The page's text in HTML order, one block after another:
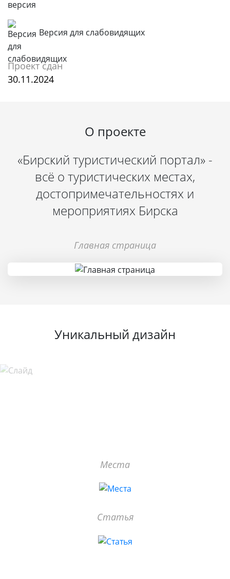
Версия для слабовидящих
Проект сдан
30.11.2024
О проекте
«Бирский туристический портал» -
всё о туристических местах,
достопримечательностях и
мероприятиях Бирска
Главная страница
Уникальный дизайн
Места
Статья